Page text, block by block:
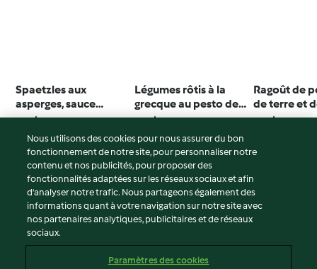
Spaetzles aux
asperges, sauce
crémeuse à l'ail des
ours
5.0 (2)
Légumes rôtis à la
grecque au pesto de
roquette et au citron
4.7 (29)
Ragoût de
de terre et
4.5 (135)
© Copyright 2026
Conditions d'utilisation
Politique de confidentialité
Nous utilisons des cookies pour nous assurer du bon
fonctionnement de notre site, pour personnaliser notre
contenu et nos publicités, pour proposer des
fonctionnalités adaptées sur les réseaux sociaux et afin
d’analyser notre trafic. Nous partageons également des
informations quant à votre navigation sur notre site avec
nos partenaires analytiques, publicitaires et de réseaux
sociaux.
Paramètres des cookies